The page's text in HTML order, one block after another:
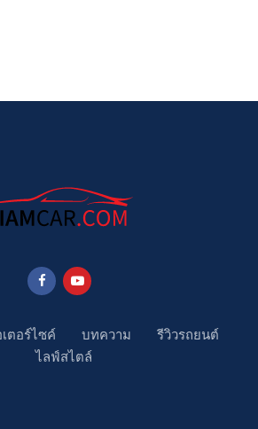
ตอร์ไซค์ บทความ
รีวิวรถยนต์
ไลฟ์สไตล์